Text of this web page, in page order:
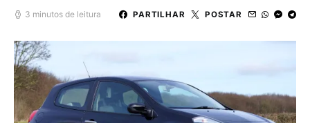
3 minutos de leitura PARTILHAR POSTAR